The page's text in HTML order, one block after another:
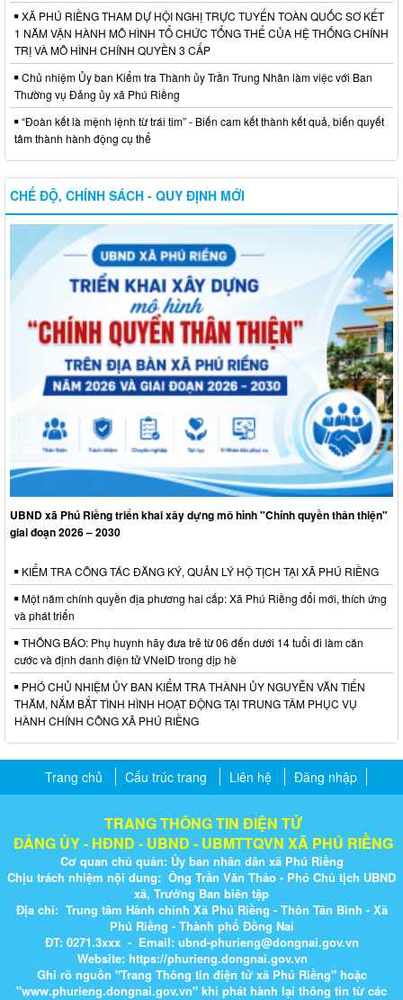
XÃ PHÚ RIỀNG THAM DỰ HỘI NGHỊ TRỰC TUYẾN TOÀN QUỐC SƠ KẾT
1 NĂM VẬN HÀNH MÔ HÌNH TỔ CHỨC TỔNG THỂ CỦA HỆ THỐNG CHÍNH
TRỊ VÀ MÔ HÌNH CHÍNH QUYỀN 3 CẤP
Chủ nhiệm Ủy ban Kiểm tra Thành ủy Trần Trung Nhân làm việc với Ban
Thường vụ Đảng ủy xã Phú Riềng
“Đoàn kết là mệnh lệnh từ trái tim” - Biến cam kết thành kết quả, biến quyết
tâm thành hành động cụ thể
CHẾ ĐỘ, CHÍNH SÁCH - QUY ĐỊNH MỚI
UBND xã Phú Riềng triển khai xây dựng mô hình "Chính quyền thân thiện"
giai đoạn 2026 – 2030
KIỂM TRA CÔNG TÁC ĐĂNG KÝ, QUẢN LÝ HỘ TỊCH TẠI XÃ PHÚ RIỀNG
Một năm chính quyền địa phương hai cấp: Xã Phú Riềng đổi mới, thích ứng
và phát triển
THÔNG BÁO: Phụ huynh hãy đưa trẻ từ 06 đến dưới 14 tuổi đi làm căn
cước và định danh điện tử VNeID trong dịp hè
PHÓ CHỦ NHIỆM ỦY BAN KIỂM TRA THÀNH ỦY NGUYỄN VĂN TIẾN
THĂM, NẮM BẮT TÌNH HÌNH HOẠT ĐỘNG TẠI TRUNG TÂM PHỤC VỤ
HÀNH CHÍNH CÔNG XÃ PHÚ RIỀNG
Trang chủ Cấu trúc trang Liên hệ Đăng nhập
TRANG THÔNG TIN ĐIỆN TỬ
ĐẢNG ỦY - HĐND - UBND - UBMTTQVN XÃ PHÚ RIỀNG
Cơ quan chủ quản: Ủy ban nhân dân xã Phú Riềng
Chịu trách nhiệm nội dung: Ông Trần Văn Thảo - Phó Chủ tịch UBND
xã, Trưởng Ban biên tập
Địa chỉ: Trung tâm Hành chính Xã Phú Riềng - Thôn Tân Bình - Xã
Phú Riềng - Thành phố Đồng Nai
ĐT: 0271.3xxx - Email: ubnd-phurieng@dongnai.gov.vn​
Website: https://phurieng.dongnai.gov.vn
Ghi rõ nguồn "Trang Thông tin điện tử xã Phú Riềng" hoặc
"www.phurieng.dongnai.g​ov.vn" khi ​phát hành lại thông tin từ các